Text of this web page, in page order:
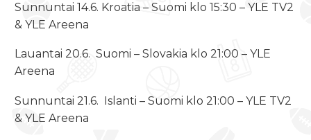
Sunnuntai 14.6. Kroatia – Suomi klo 15:30 – YLE TV2
& YLE Areena
Lauantai 20.6. Suomi – Slovakia klo 21:00 – YLE
Areena
Sunnuntai 21.6. Islanti – Suomi klo 21:00 – YLE TV2
& YLE Areena